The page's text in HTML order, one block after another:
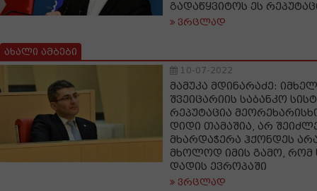
გადაწყვიტოს ეს
ვრცლად
ახალი ამბები
10-07-2022
მამუკა მდინარაძე:
შვეიცარიის საბანკო
რეპუტაცია
დიდი თამაშია, არ
მხარდაჭერა ჰქონდეს
მხოლოდ იმის გამო, რომ
დადის ევროპაში
ვრცლად